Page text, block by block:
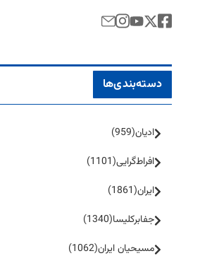
دسته‌بندی‌ها
ادیان(959)
افراط‌گرایی(1101)
ایران(1861)
جفا‌بر‌کلیسا(1340)
مسیحیان ایران(1062)